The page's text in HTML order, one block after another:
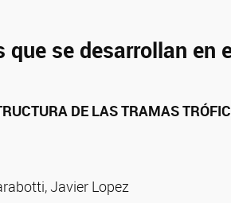
se desarrollan en
DE LAS TRAMAS
Javier Lopez